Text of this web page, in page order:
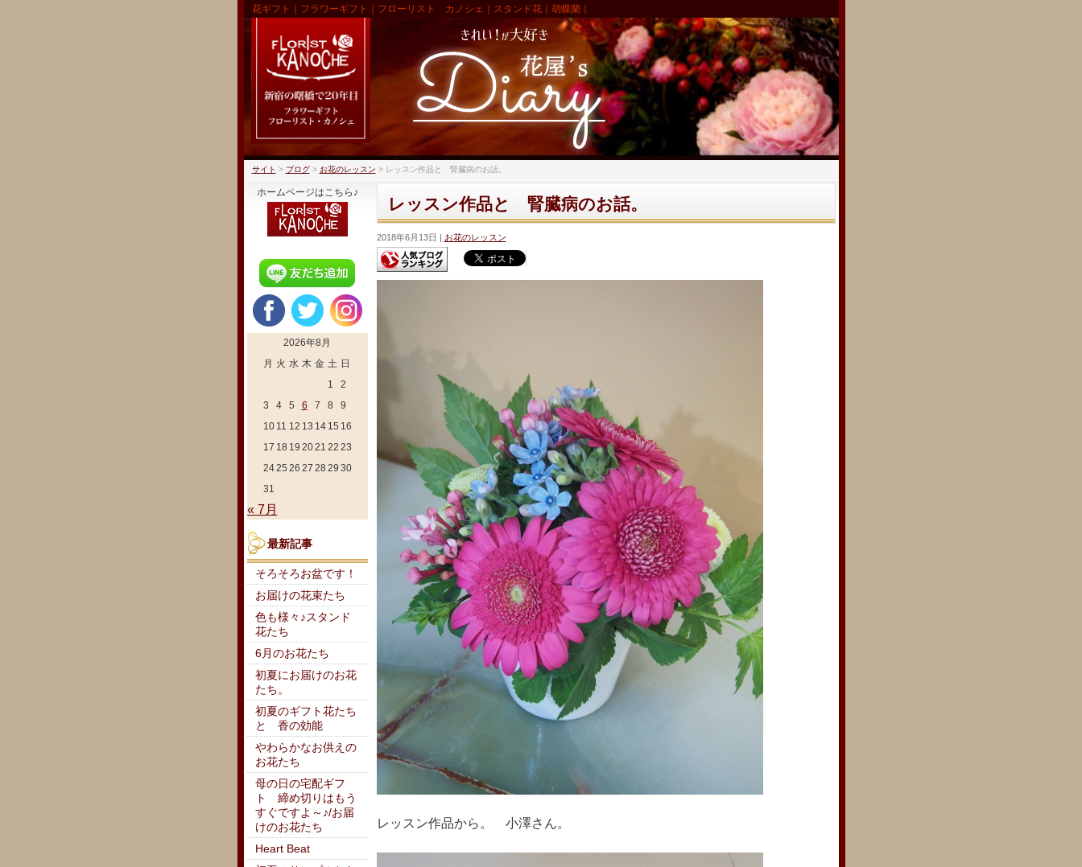
花ギフト｜フラワーギフト｜フローリスト カノシェ｜スタンド花｜胡蝶蘭｜
サイト > ブログ> お花のレッスン > レッスン作品と 腎臓病のお話。
レッスン作品と 腎臓病のお話。
2018年6月13日 お花のレッスン
レッスン作品から。 小澤さん。
ホームページはこちら♪
2026年8月
月 火 水 木 金 土 日
1
2
3
4 5 6 7 8
9
10 11 12 13 14 15 16
17 18 19 2021 22 23
2425 26 27 28 29 30
31
« 7月
最新記事
そろそろお盆です！
お届けの花束たち
色も様々♪スタンド
花たち
6月のお花たち
初夏にお届けのお花
たち。
初夏のギフト花たち
と 香の効能
やわらかなお供えの
お花たち
母の日の宅配ギフ
ト 締め切りはもう
すぐですよ～♪/お届
けのお花たち
Heart Beat